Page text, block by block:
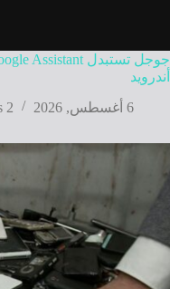
أندرويد
6 أغسطس, 2026
2 mins